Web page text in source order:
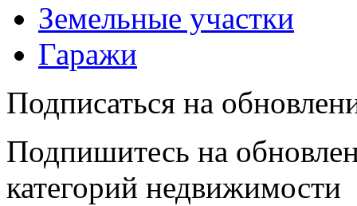
Земельные участки
Гаражи
Подписаться на
Подпишитесь на
категорий недвижимости